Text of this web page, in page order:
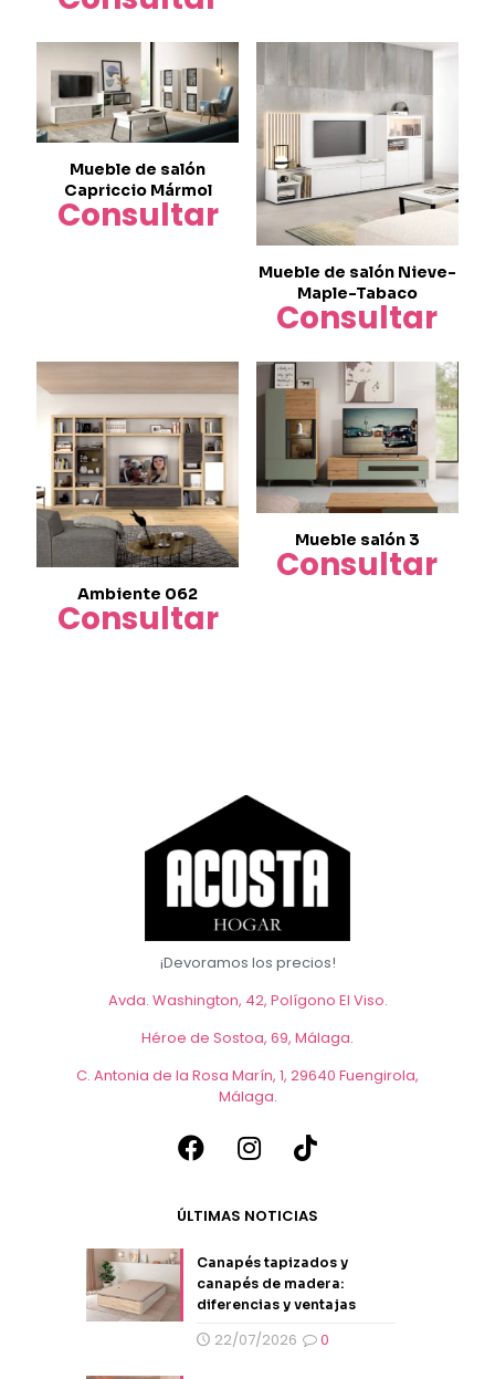
Mueble de salón
Capriccio Mármol
Consultar
Mueble de salón Nieve-
Maple-Tabaco
Consultar
Ambiente 062
Consultar
Mueble salón 3
Consultar
¡Devoramos los precios!
Avda. Washington, 42, Polígono El Viso.
Héroe de Sostoa, 69, Málaga.
C. Antonia de la Rosa Marín, 1, 29640 Fuengirola,
Málaga.
ÚLTIMAS NOTICIAS
Canapés tapizados y
canapés de madera:
diferencias y ventajas
22/07/2026 0